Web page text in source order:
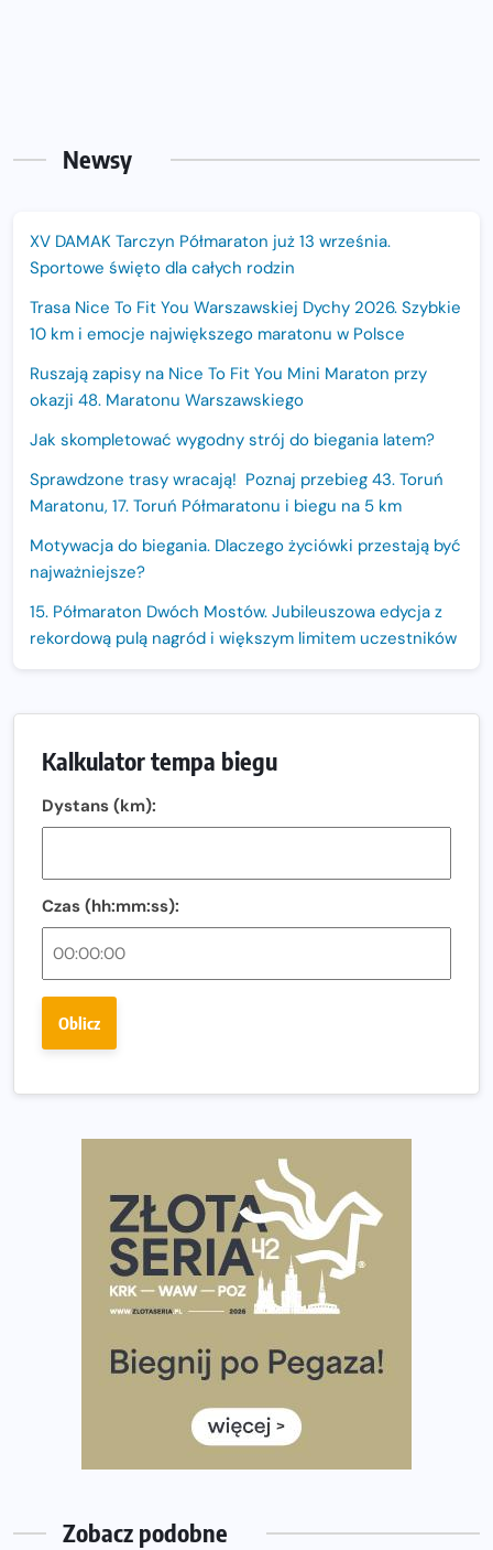
Newsy
XV DAMAK Tarczyn Półmaraton już 13 września.
Sportowe święto dla całych rodzin
Trasa Nice To Fit You Warszawskiej Dychy 2026. Szybkie
10 km i emocje największego maratonu w Polsce
Ruszają zapisy na Nice To Fit You Mini Maraton przy
okazji 48. Maratonu Warszawskiego
Jak skompletować wygodny strój do biegania latem?
Sprawdzone trasy wracają! Poznaj przebieg 43. Toruń
Maratonu, 17. Toruń Półmaratonu i biegu na 5 km
Motywacja do biegania. Dlaczego życiówki przestają być
najważniejsze?
15. Półmaraton Dwóch Mostów. Jubileuszowa edycja z
rekordową pulą nagród i większym limitem uczestników
Oficjalna koszulka LOTTO 25. Poznań Maratonu!
Amazfit Balance 3: Kompleksowe narzędzie dla biegacza
Regeneracja w bieganiu. Co warto o niej wiedzieć?
Ostatnie wolne miejsca na jubileuszowy Bieg
Fabrykanta. Organizatorzy odkrywają trasę dzień po
wybiera wyzwanie trzech największych maratonów w
Praska 5k Run gospodarzem Mistrzostw Polski
Największy Bieg Powstania Warszawskiego w historii.
Ponad 12 tysięcy uczestników pobiegło dla Bohaterów!
Tętno vs tempo – czym kierować się w bieganiu?
Co ma dużo białka? Produkty, które warto włączyć do
Rozbiegany Olsztyn szykuje się na weekend z
Już w tę sobotę 35. Bieg Powstania Warszawskiego.
Wystartuje rekordowa liczba uczestników
35. Bieg Powstania Warszawskiego – praktyczny
poradnik przed startem
Kalkulator tempa biegu
Dystans (km):
Czas (hh:mm:ss):
Oblicz
Zobacz podobne